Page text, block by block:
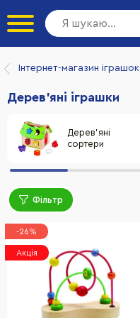
Інтернет-магазин іграшок
Дерев'яні іграшки
Дерев'яні
сортери
Фільтр
-26%
Акція